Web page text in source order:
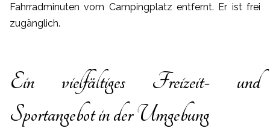
Fahrradminuten vom Campingplatz entfernt. Er ist frei
zugänglich.
Ein vielfältiges Freizeit- und
Sportangebot in der Umgebung